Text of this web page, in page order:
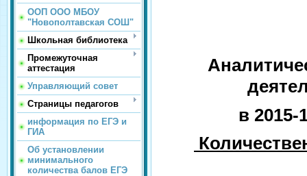
ООП ООО МБОУ
"Новополтавская СОШ"
Школьная библиотека
Промежуточная
аттестация
Управляющий совет
Страницы педагогов
информация по ЕГЭ и
ГИА
Об установлении
минимального
количества балов ЕГЭ
в 2015-